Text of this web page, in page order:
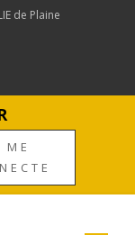
de Plaine
ME